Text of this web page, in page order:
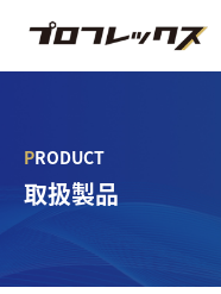
PRODUCT
取扱製品